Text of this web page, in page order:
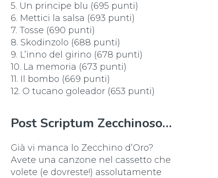
5. Un principe blu (695 punti)
6. Mettici la salsa (693 punti)
7. Tosse (690 punti)
8. Skodinzolo (688 punti)
9. L’inno del girino (678 punti)
10. La memoria (673 punti)
11. Il bombo (669 punti)
12. O tucano goleador (653 punti)
Post Scriptum Zecchinoso…
Già vi manca lo Zecchino d’Oro?
Avete una canzone nel cassetto che
volete (e dovreste!) assolutamente